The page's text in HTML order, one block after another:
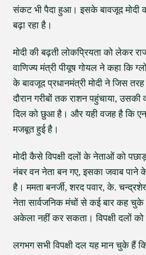
संकट भी पैदा हुआ। इसके बावजूद मोदी
बढ़ा रहा है।
मोदी की बढ़ती लोकप्रियता को लेकर
वाणिज्य मंत्री पीयूष गोयल ने कहा
के बावजूद प्रधानमंत्री मोदी ने जिस
दौरान गरीबों तक राशन पहुंचाया,
दिल को छुआ है। और यही वजह है कि
मजबूत हुई है।
मोदी कैसे विपक्षी दलों के नेताओं को
नंबर वन नेता बन गए, इसका जवाब पाने
है। ममता बनर्जी, शरद पवार, के.
नेता सार्वजनिक मंचों से कई बार कह चुके
अकेला नहीं कर सकता। विपक्षी दलों को
लगभग सभी विपक्षी दल यह मान चुके हैं